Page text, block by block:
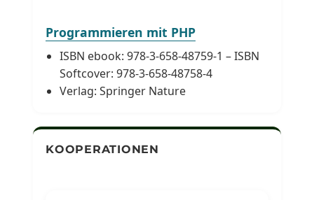
Programmieren mit PHP
ISBN ebook: 978-3-658-48759-1 – ISBN
Softcover: 978-3-658-48758-4
Verlag: Springer Nature
KOOPERATIONEN